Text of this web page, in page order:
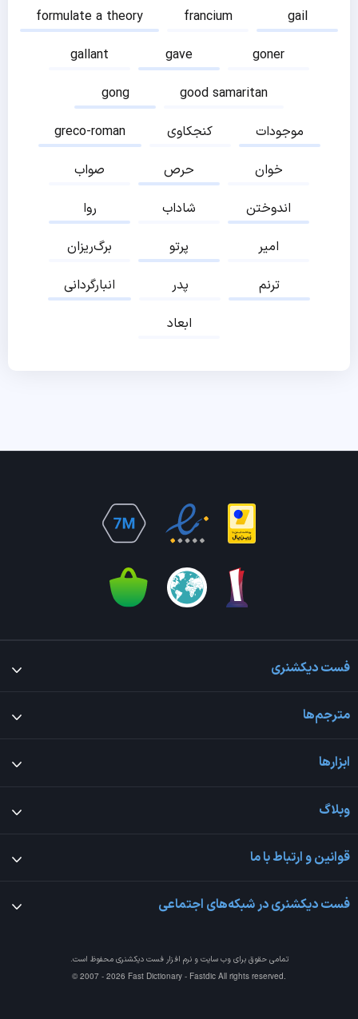
formulate a theory
francium
gail
gallant
gave
goner
gong
good samaritan
greco-roman
کنجکاوی
موجودات
صواب
حرص
خوان
روا
شاداب
اندوختن
برگ‌ریزان
پرتو
امیر
انبارگردانی
پدر
ترنم
ابعاد
فست دیکشنری
مترجم‌ها
ابزارها
وبلاگ
قوانین و ارتباط با ما
فست دیکشنری در شبکه‌های اجتماعی
تمامی حقوق برای وب سایت و نرم افزارفست دیکشنری محفوظ است.
© 2007 - 2026 Fast Dictionary - Fastdic All rights reserved.